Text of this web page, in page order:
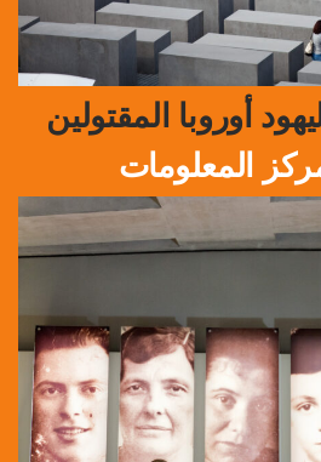
أوروبا المقتولين
المعلومات